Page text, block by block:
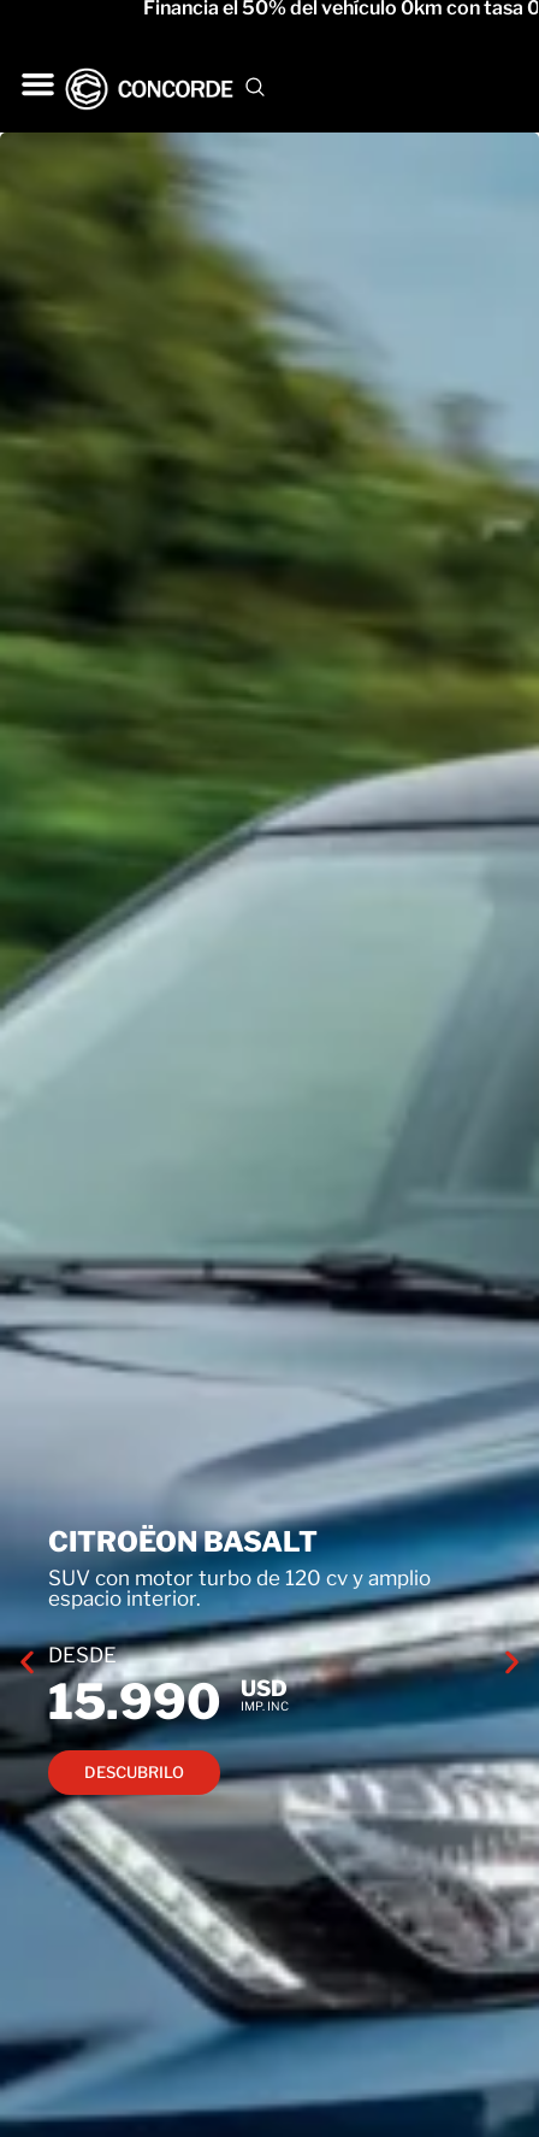
Financia el 50% del vehículo 0km con tasa
CITROËON BASALT
SUV con motor turbo de 120 cv y amplio
espacio interior.
DESDE
15.990 USD
IMP. INC
DESCUBRILO